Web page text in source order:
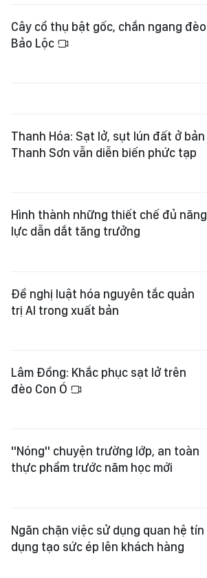
Cây cổ thụ bật gốc, chắn ngang đèo
Bảo Lộc
Thanh Hóa: Sạt lở, sụt lún đất ở bản
Thanh Sơn vẫn diễn biến phức tạp
Hình thành những thiết chế đủ năng
lực dẫn dắt tăng trưởng
Đề nghị luật hóa nguyên tắc quản
trị AI trong xuất bản
Lâm Đồng: Khắc phục sạt lở trên
đèo Con Ó
"Nóng" chuyện trường lớp, an toàn
thực phẩm trước năm học mới
Ngăn chặn việc sử dụng quan hệ tín
dụng tạo sức ép lên khách hàng